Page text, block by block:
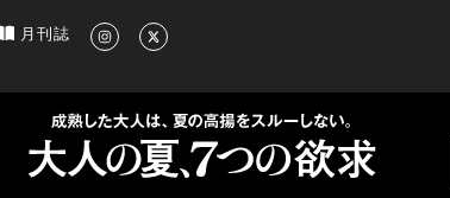
れたライフスタイル情報
月刊誌